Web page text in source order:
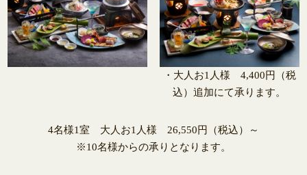
・大人お1人様 4,400円（税
込）追加にて承ります。
4名様1室 大人お1人様 26,550円（税込）～
※10名様からの承りとなります。